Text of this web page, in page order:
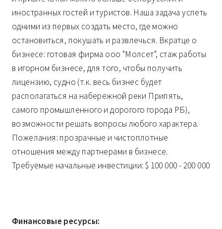
иностранных гостей и туристов. Наша задача успеть
одними из первых создать место, где можно
остановиться, покушать и развлечься. Вкратце о
бизнесе: готовая фирма ооо "Молсет", стаж работы
в игорном бизнесе, для того, чтобы получить
лицензию, судно (т.к. весь бизнес будет
располагаться на набережной реки Припять,
самого промышленного и дорогого города РБ),
возможности решать вопросы любого характера.
Пожелания: прозрачные и чистоплотные
отношения между партнерами в бизнесе.
Требуемые начальные инвестиции: $ 100 000 - 200 000
Финансовые ресурсы: